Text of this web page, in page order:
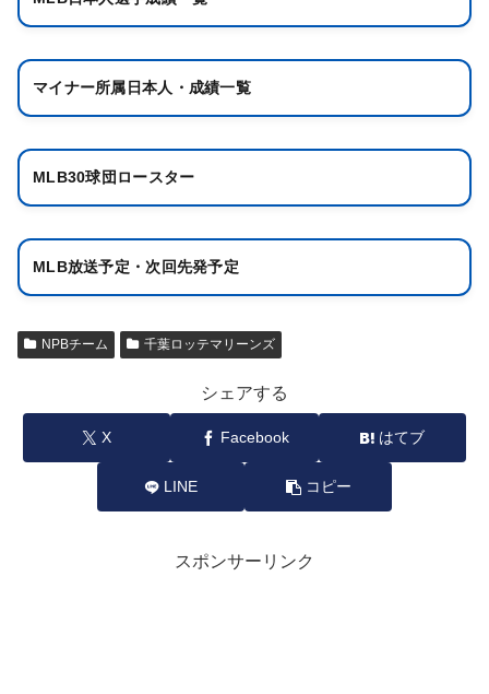
マイナー所属日本人・成績一覧
MLB30球団ロースター
MLB放送予定・次回先発予定
NPBチーム 千葉ロッテマリーンズ
シェアする
X Facebook はてブ
LINE コピー
スポンサーリンク